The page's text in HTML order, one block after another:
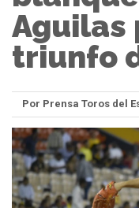
Aguilas
triunfo
Por Prensa Toros del